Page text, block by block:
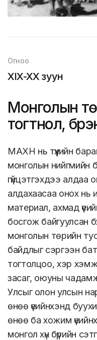
Огноо
XIX-XX зуун
Монголын
тогтнол,
МАХН нь түүхийн
монголын нийгмийн
гүйцэтгэхдээ алдаа
алдахаасаа онох нь
материал, ахмад
босгож байгуулсан
монголын төрийн
байдлыг сэргээн
тогтолцоо, хэр
засаг, оюуны
Улсыг олон улсын
өнөө үеийнхэнд
өнөө ба хожим
монгол хүн бүрийн